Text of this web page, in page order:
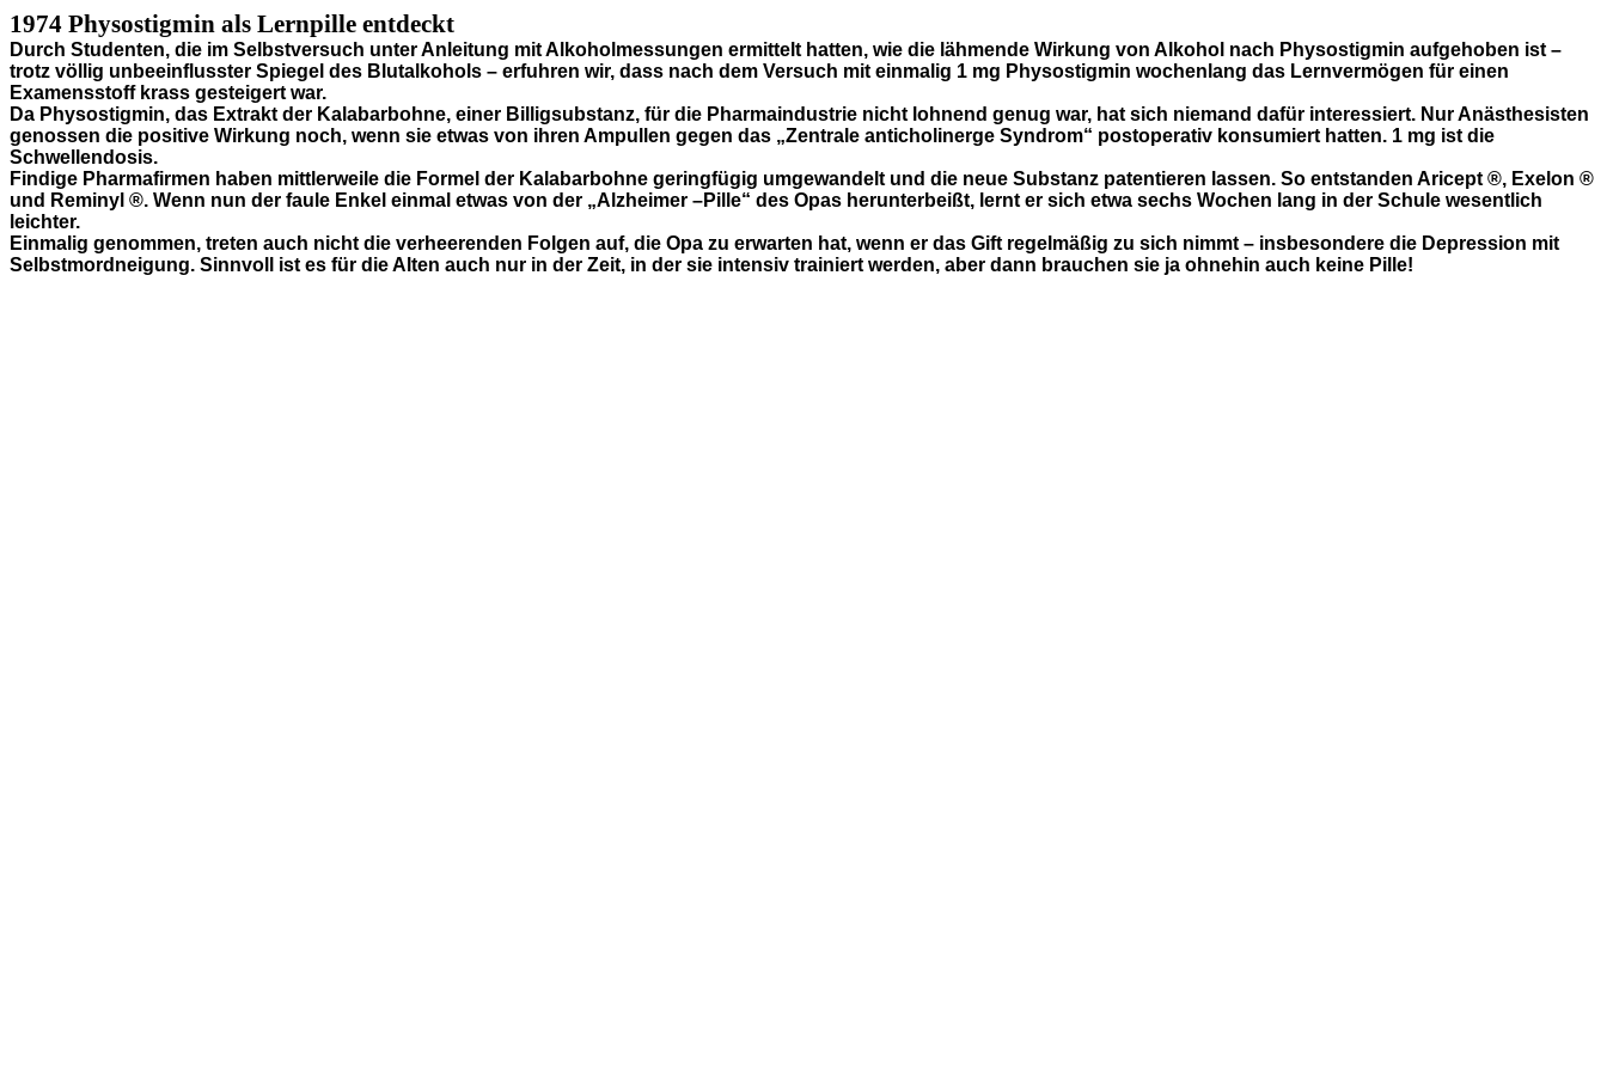
1974 Physostigmin als Lernpille entdeckt
Durch Studenten, die im Selbstversuch unter Anleitung mit Alkoholmessungen ermittelt hatten, wie die lähmende Wirkung von Alkohol nach Physostigmin aufgehoben ist –
trotz völlig unbeeinflusster Spiegel des Blutalkohols – erfuhren wir, dass nach dem Versuch mit einmalig 1 mg Physostigmin wochenlang das Lernvermögen für einen
Examensstoff krass gesteigert war.
Da Physostigmin, das Extrakt der Kalabarbohne, einer Billigsubstanz, für die Pharmaindustrie nicht lohnend genug war, hat sich niemand dafür interessiert. Nur Anästhesisten
genossen die positive Wirkung noch, wenn sie etwas von ihren Ampullen gegen das „Zentrale anticholinerge Syndrom“ postoperativ konsumiert hatten. 1 mg ist die
Schwellendosis.
Findige Pharmafirmen haben mittlerweile die Formel der Kalabarbohne geringfügig umgewandelt und die neue Substanz patentieren lassen. So entstanden Aricept ®, Exelon ®
und Reminyl ®. Wenn nun der faule Enkel einmal etwas von der „Alzheimer –Pille“ des Opas herunterbeißt, lernt er sich etwa sechs Wochen lang in der Schule wesentlich
leichter.
Einmalig genommen, treten auch nicht die verheerenden Folgen auf, die Opa zu erwarten hat, wenn er das Gift regelmäßig zu sich nimmt – insbesondere die Depression mit
Selbstmordneigung. Sinnvoll ist es für die Alten auch nur in der Zeit, in der sie intensiv trainiert werden, aber dann brauchen sie ja ohnehin auch keine Pille!